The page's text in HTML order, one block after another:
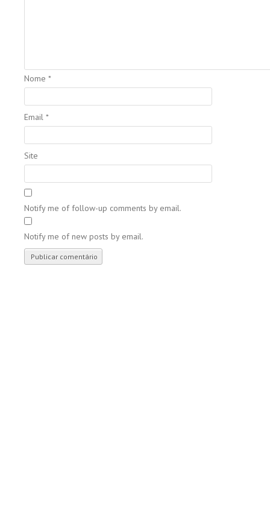
Nome *
Email *
Site
Notify me of follow-up comments by email.
Notify me of new posts by email.